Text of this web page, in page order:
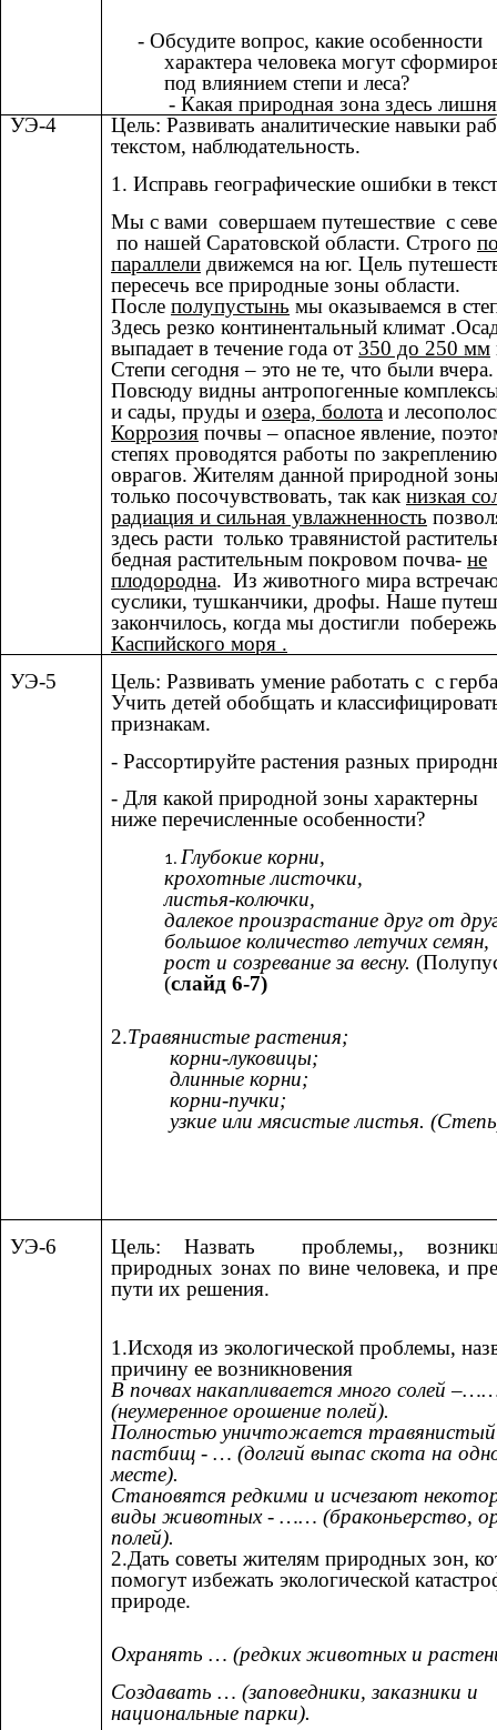
- Обсудите вопрос, какие особенности
характера человека могут
под влиянием степи и леса?
- Какая природная зона здесь
УЭ-4
Цель: Развивать аналитические навыки
текстом, наблюдательность.
1. Исправь географические ошибки в
Мы с вами совершаем путешествие с
по нашей Саратовской области. Строго
параллели движемся на юг. Цель
пересечь все природные зоны области.
После полупустынь мы оказываемся в
Здесь резко континентальный климат
выпадает в течение года от 350 до 250 мм
Степи сегодня – это не те, что были вчера.
Повсюду видны антропогенные
и сады, пруды и озера, болота и
Коррозия почвы – опасное явление,
степях проводятся работы по закреплению
оврагов. Жителям данной природной
только посочувствовать, так как низкая
радиация и сильная увлажненность
здесь расти только травянистой
бедная растительным покровом почва- не
плодородна. Из животного мира
суслики, тушканчики, дрофы. Наше
закончилось, когда мы достигли
Каспийского моря .
УЭ-5
Цель: Развивать умение работать с с
Учить детей обобщать и
признакам.
- Рассортируйте растения разных
- Для какой природной зоны характерны
ниже перечисленные особенности?
Глубокие корни,
крохотные листочки,
листья-колючки,
далекое произрастание друг от
большое количество летучих семян,
рост и созревание за весну.
(слайд 6-7)
2.Травянистые растения;
корни-луковицы;
длинные корни;
корни-пучки;
узкие или мясистые листья.
УЭ-6
Цель: Назвать проблемы,,
природных зонах по вине человека, и
пути их решения.
1.Исходя из экологической проблемы,
причину ее возникновения
В почвах накапливается много солей
(неумеренное орошение полей).
Полностью уничтожается травянистый
пастбищ - … (долгий выпас скота на
месте).
Становятся редкими и исчезают
виды животных - …… (браконьерство,
полей).
2.Дать советы жителям природных зон,
помогут избежать экологической
природе.
Охранять … (редких животных и
Создавать … (заповедники, заказники и
национальные парки).